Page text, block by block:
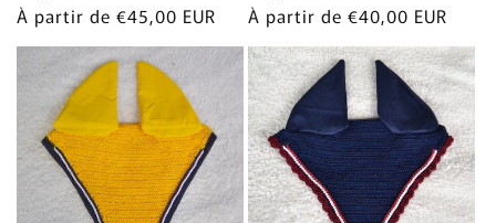
Prix
À partir de €45,00 EUR
Prix
habituel
À partir de €40,00 EUR